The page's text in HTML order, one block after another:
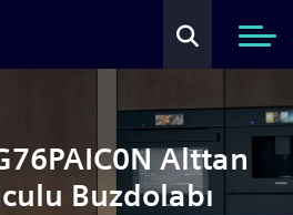
Alttan
Buzdolabı